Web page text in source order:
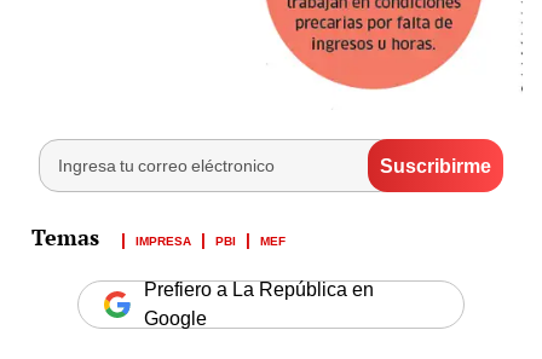
IMPRESA PBI MEF
Prefiero a La República en
Google